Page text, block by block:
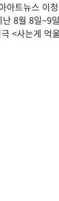
아트뉴스 이
8월 8일~9
<사는게 억